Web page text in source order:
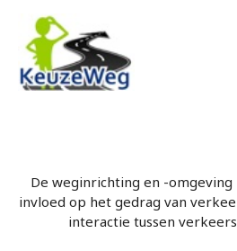
inhoud
De weginrichting en -
invloed op het gedrag van
interactie tussen